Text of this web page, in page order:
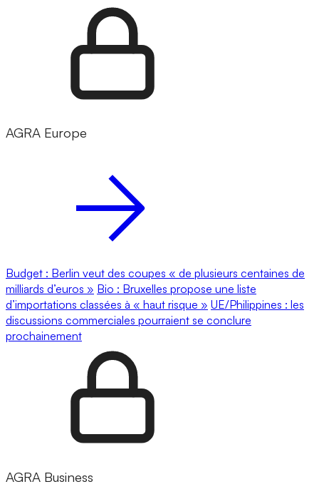
AGRA Europe
Budget : Berlin veut des coupes « de plusieurs centaines de
milliards d’euros » Bio : Bruxelles propose une liste
d’importations classées à « haut risque » UE/Philippines : les
discussions commerciales pourraient se conclure
prochainement
AGRA Business